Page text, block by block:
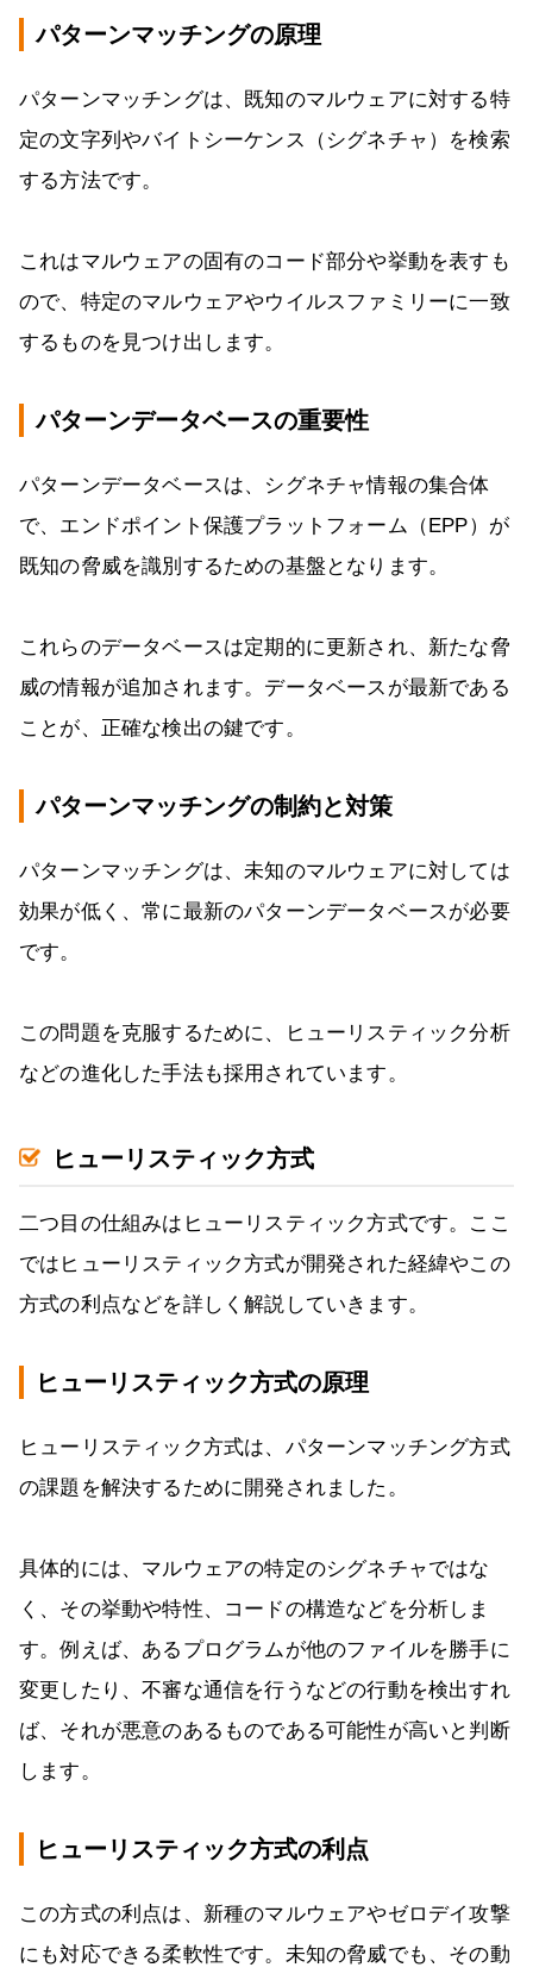
パターンマッチングの原理
パターンマッチングは、既知のマルウェアに対する特
定の文字列やバイトシーケンス（シグネチャ）を検索
する方法です。
これはマルウェアの固有のコード部分や挙動を表すも
ので、特定のマルウェアやウイルスファミリーに一致
するものを見つけ出します。
パターンデータベースの重要性
パターンデータベースは、シグネチャ情報の集合体
で、エンドポイント保護プラットフォーム（EPP）が
既知の脅威を識別するための基盤となります。
これらのデータベースは定期的に更新され、新たな脅
威の情報が追加されます。データベースが最新である
ことが、正確な検出の鍵です。
パターンマッチングの制約と対策
パターンマッチングは、未知のマルウェアに対しては
効果が低く、常に最新のパターンデータベースが必要
です。
この問題を克服するために、ヒューリスティック分析
などの進化した手法も採用されています。
ヒューリスティック方式
二つ目の仕組みはヒューリスティック方式です。ここ
ではヒューリスティック方式が開発された経緯やこの
方式の利点などを詳しく解説していきます。
ヒューリスティック方式の原理
ヒューリスティック方式は、パターンマッチング方式
の課題を解決するために開発されました。
具体的には、マルウェアの特定のシグネチャではな
く、その挙動や特性、コードの構造などを分析しま
す。例えば、あるプログラムが他のファイルを勝手に
変更したり、不審な通信を行うなどの行動を検出すれ
ば、それが悪意のあるものである可能性が高いと判断
します。
ヒューリスティック方式の利点
この方式の利点は、新種のマルウェアやゼロデイ攻撃
にも対応できる柔軟性です。未知の脅威でも、その動